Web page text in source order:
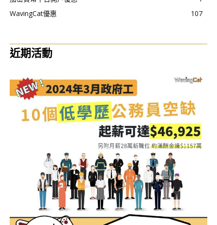
WavingCat優惠
107
近期活動